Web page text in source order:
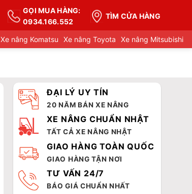
GỌI MUA HÀNG:
0934.166.552
TÌM CỬA HÀNG
Xe nâng Komatsu Xe nâng Toyota Xe nâng Mitsubishi
ĐẠI LÝ UY TÍN
20 NĂM BÁN XE NÂNG
XE NÂNG CHUẨN NHẬT
TẤT CẢ XE NÂNG NHẬT
GIAO HÀNG TOÀN QUỐC
GIAO HÀNG TẬN NƠI
TƯ VẤN 24/7
BÁO GIÁ CHUẨN NHẤT